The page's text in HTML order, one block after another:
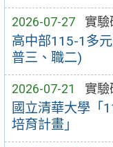
2026-07-27 實驗
高中部115-1多
普三、職二)
2026-07-21 實驗
國立清華大學「
培育計畫」